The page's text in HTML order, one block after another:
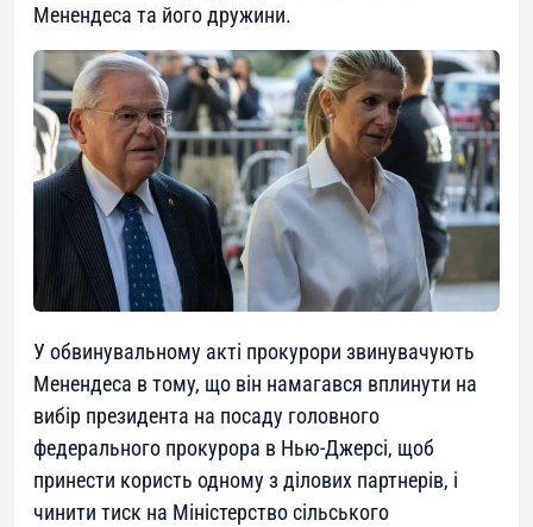
Менендеса та його дружини.
У обвинувальному акті прокурори звинувачують
Менендеса в тому, що він намагався вплинути на
вибір президента на посаду головного
федерального прокурора в Нью-Джерсі, щоб
принести користь одному з ділових партнерів, і
чинити тиск на Міністерство сільського